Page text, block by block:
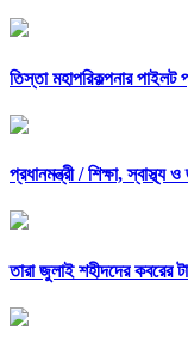
তিস্তা মহাপরিকল্পনার পাইলট
প্রধানমন্ত্রী /শিক্ষা, স্বাস্থ্য
তারা জুলাই শহীদদের কবরের